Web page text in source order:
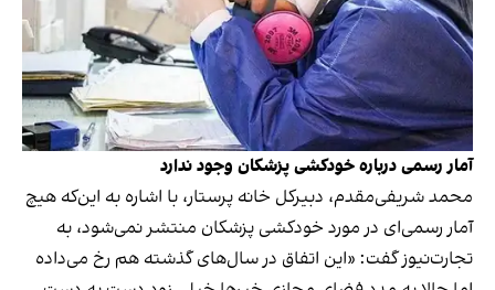
آمار رسمی درباره خودکشی پزشکان وجود ندارد
محمد شریفی‌مقدم، دبیرکل خانه پرستار، با اشاره به این‌که هیچ
آمار رسمی‌ای در مورد خودکشی پزشکان منتشر نمی‌شود، به
تجارت‌نیوز گفت: «این اتفاق در سال‌های گذشته هم رخ می‌داده